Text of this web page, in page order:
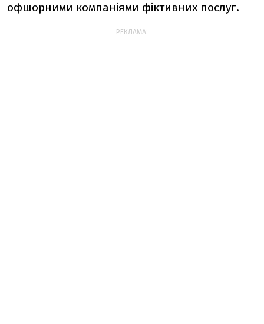
офшорними компаніями фіктивних послуг.
РЕКЛАМА: